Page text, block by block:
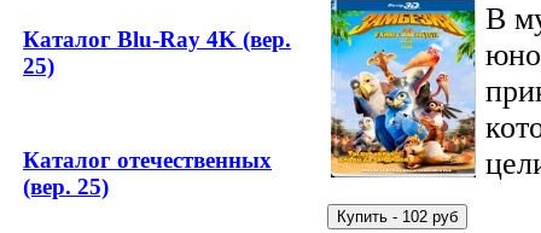
Каталог Blu-Ray 4K (вер.
25)
Каталог отечественных
(вер. 25)
В